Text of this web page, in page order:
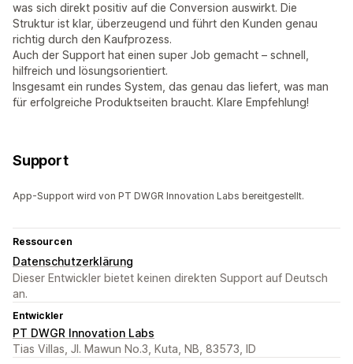
was sich direkt positiv auf die Conversion auswirkt. Die
Struktur ist klar, überzeugend und führt den Kunden genau
richtig durch den Kaufprozess.
Auch der Support hat einen super Job gemacht – schnell,
hilfreich und lösungsorientiert.
Insgesamt ein rundes System, das genau das liefert, was man
für erfolgreiche Produktseiten braucht. Klare Empfehlung!
Support
App-Support wird von PT DWGR Innovation Labs bereitgestellt.
Ressourcen
Datenschutzerklärung
Dieser Entwickler bietet keinen direkten Support auf Deutsch
an.
Entwickler
PT DWGR Innovation Labs
Tias Villas, Jl. Mawun No.3, Kuta, NB, 83573, ID